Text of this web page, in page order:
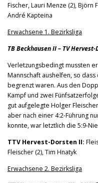
Fischer, Lauri Menze (2), Björn
André Kapteina
Erwachsene 1. Bezirksliga
TB Beckhausen II – TV
Verletzungsbedingt mussten
Mannschaft aushelfen, so
begrenzt waren. Aus den
Kampf und zwei
gut aufgelegte Holger
aber nach einer 4:2-Führung
konnte, war letztlich die 5:9-
TTV Hervest-Dorsten II:
Fleischer (2), Tim Hnatyk
Erwachsene 2. Bezirksliga